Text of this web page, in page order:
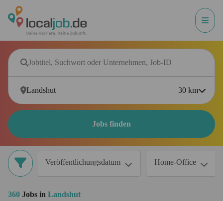
30 km
Jobs finden
Veröffentlichungsdatum Home-Office
360 Jobs in Landshut